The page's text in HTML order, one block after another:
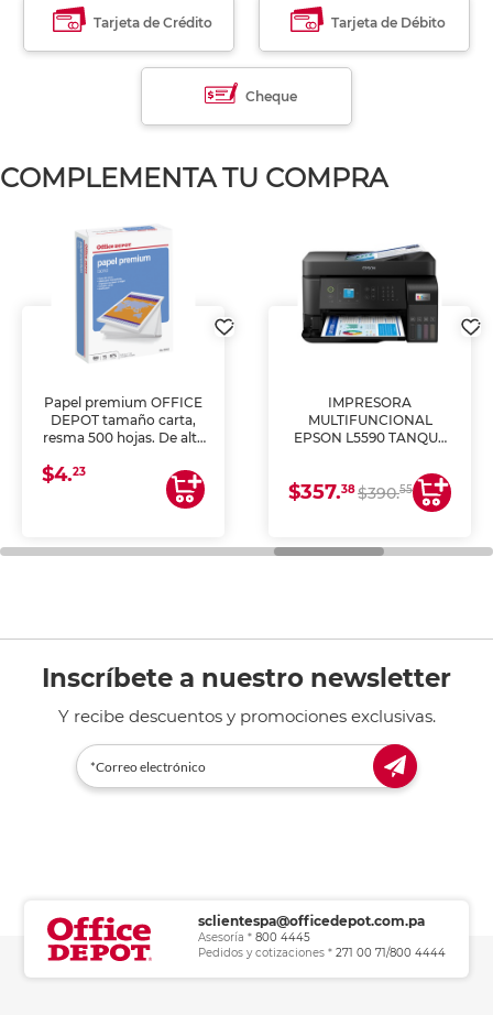
Tarjeta de Crédito Tarjeta de Débito
Cheque
COMPLEMENTA TU COMPRA
Papel premium OFFICE
DEPOT tamaño carta,
resma 500 hojas. De alta
uniforme, ideal para
impresoras de inyección
de tinta y láser,
general de oficina.
$4.23
IMPRESORA
MULTIFUNCIONAL
EPSON L5590 TANQUE
COPIA Y ESCANEA)
$357.38$390.55
Inscríbete a nuestro newsletter
Y recibe descuentos y promociones exclusivas.
sclientespa@officedepot.com.pa
Asesoría * 800 4445
Pedidos y cotizaciones * 271 00 71/800 4444